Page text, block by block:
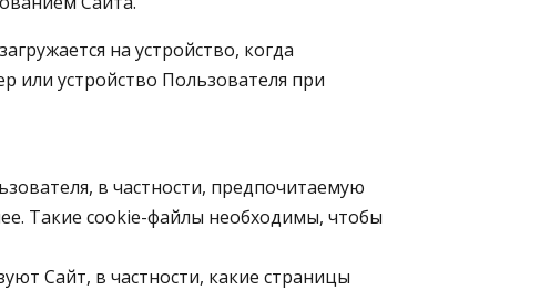
на устройство, когда
или устройство Пользователя при
в частности, предпочитаемую
Такие cookie-файлы необходимы, чтобы
Сайт, в частности, какие страницы